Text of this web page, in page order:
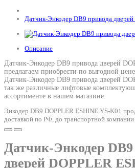
Датчик-Энкодер DB9 привода
Описание
Датчик-Энкодер DB9 привода дверей
предлагаем приобрести по выгодной
Датчик-Энкодер DB9 привода дверей
так же различные лифтовые
ассортименте в нашем магазине.
Энкодер DB9 DOPPLER ESHINE YS-K01
доставкой по РФ, до транспортной компании
Датчик-Энкодер
дверей DOPPLER